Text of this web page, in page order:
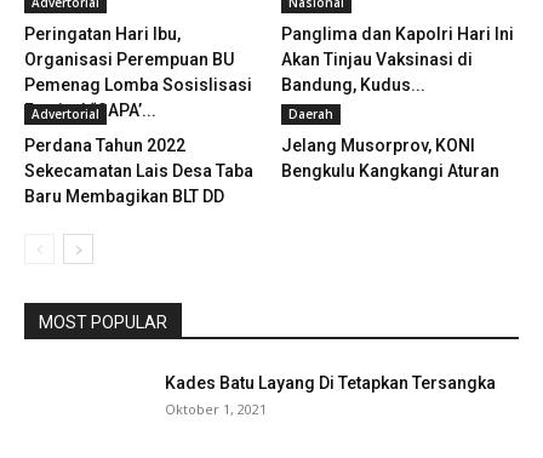
Peringatan Hari Ibu,
Organisasi Perempuan BU
Pemenag Lomba Sosislisasi
Festival “SAPA’...
Panglima dan Kapolri Hari Ini
Akan Tinjau Vaksinasi di
Bandung, Kudus...
Advertorial
Perdana Tahun 2022
Sekecamatan Lais Desa Taba
Baru Membagikan BLT DD
Daerah
Jelang Musorprov, KONI
Bengkulu Kangkangi Aturan
MOST POPULAR
Kades Batu Layang Di Tetapkan Tersangka
Oktober 1, 2021